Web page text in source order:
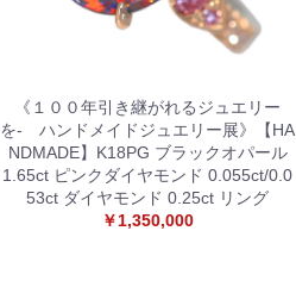
《１００年引き継がれるジュエリー
を- ハンドメイドジュエリー展》【HA
NDMADE】K18PG ブラックオパール
1.65ct ピンクダイヤモンド 0.055ct/0.0
53ct ダイヤモンド 0.25ct リング
￥1,350,000